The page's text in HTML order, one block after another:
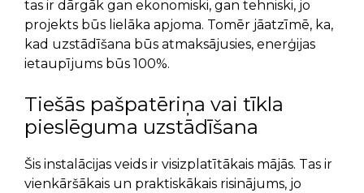
tas ir dārgāk gan ekonomiski, gan tehniski, jo
projekts būs lielāka apjoma. Tomēr jāatzīmē, ka,
kad uzstādīšana būs atmaksājusies, enerģijas
ietaupījums būs 100%.
Tiešās pašpatēriņa vai tīkla
pieslēguma uzstādīšana
Šis instalācijas veids ir visizplatītākais mājās. Tas ir
vienkāršākais un praktiskākais risinājums, jo